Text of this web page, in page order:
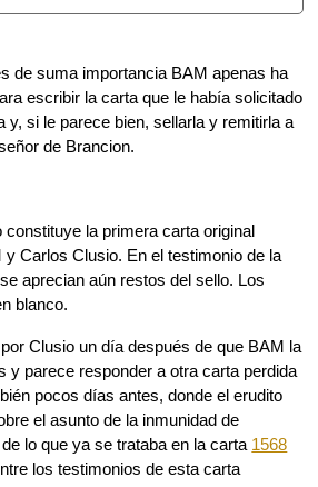
de suma importancia BAM apenas ha
escribir la carta que le había solicitado
y, si le parece bien, sellarla y remitirla a
de Brancion.
la primera carta original
Carlos Clusio. En el testimonio de la
aprecian aún restos del sello. Los
blanco.
Clusio un día después de que BAM la
y parece responder a otra carta perdida
pocos días antes, donde el erudito
el asunto de la inmunidad de
lo que ya se trataba en la carta 1568
los testimonios de esta carta